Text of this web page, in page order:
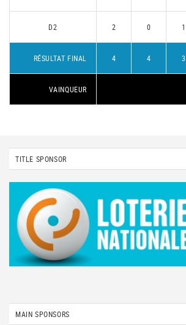
D2 2 0 1
RÉSULTAT FINAL 4 4 3
VAINQUEUR
TITLE SPONSOR
MAIN SPONSORS